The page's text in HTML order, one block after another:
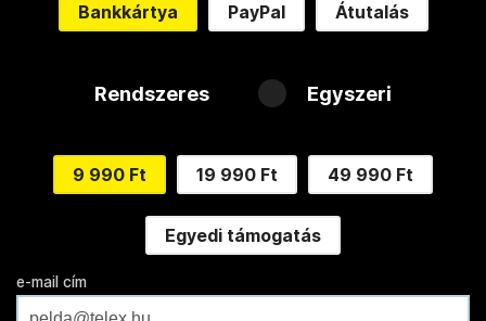
Bankkártya PayPal Átutalás
Rendszeres Egyszeri
9 990 Ft 19 990 Ft 49 990 Ft
Egyedi támogatás
e-mail cím